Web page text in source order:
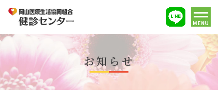
MENU
お知らせ